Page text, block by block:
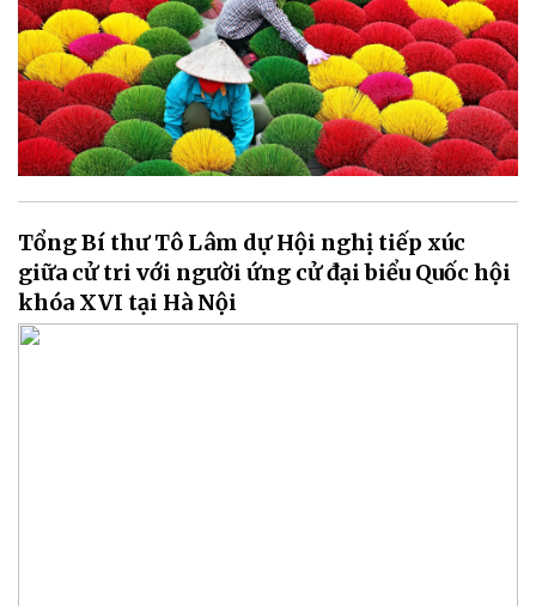
Tổng Bí thư Tô Lâm dự Hội nghị tiếp xúc
giữa cử tri với người ứng cử đại biểu Quốc hội
khóa XVI tại Hà Nội